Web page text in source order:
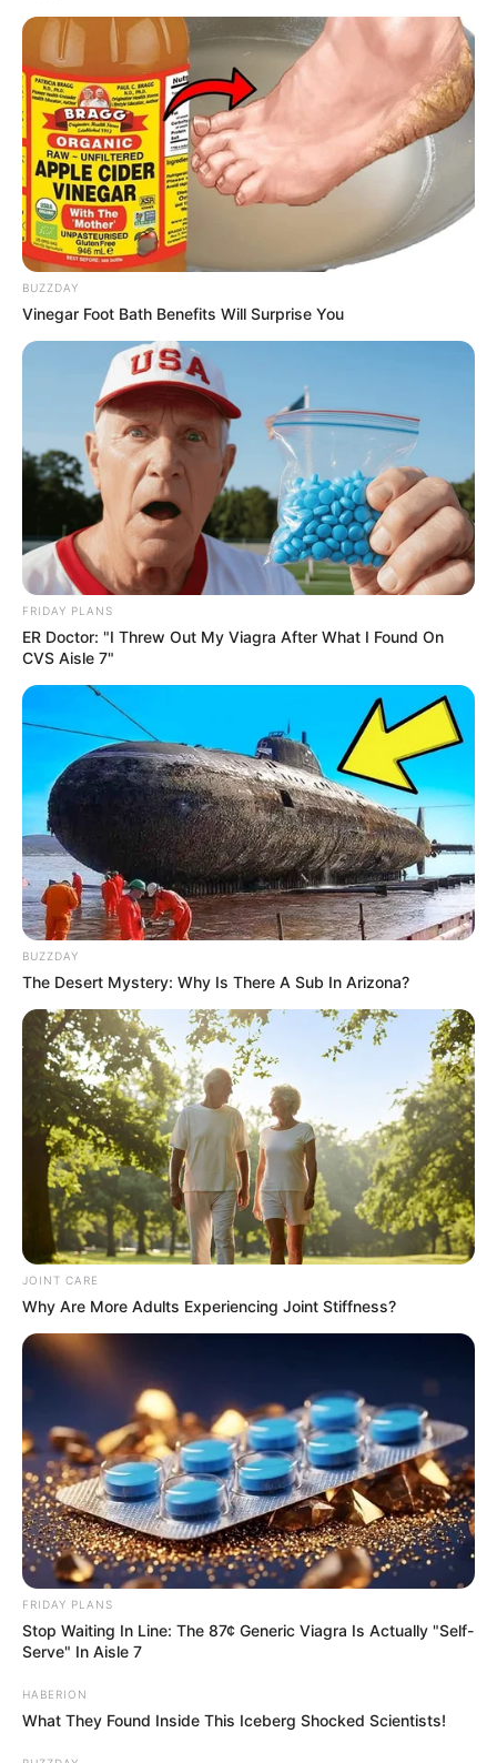
BUZZDAY
Vinegar Foot Bath Benefits Will Surprise You
FRIDAY PLANS
ER Doctor: "I Threw Out My Viagra After What I Found On
CVS Aisle 7"
BUZZDAY
The Desert Mystery: Why Is There A Sub In Arizona?
JOINT CARE
Why Are More Adults Experiencing Joint Stiffness?
FRIDAY PLANS
Stop Waiting In Line: The 87¢ Generic Viagra Is Actually "Self-
Serve" In Aisle 7
HABERION
What They Found Inside This Iceberg Shocked Scientists!